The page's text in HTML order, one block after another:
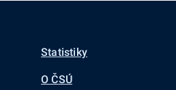
Statistiky
O ČSÚ